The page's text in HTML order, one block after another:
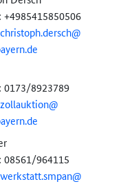
+4985415850506
christoph.dersch@
0173/8923789
zollauktion@
08561/964115
werkstatt.smpan@